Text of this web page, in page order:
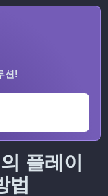
션!
플레이
법